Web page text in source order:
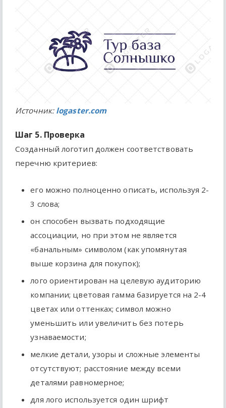
Источник: logaster.com
Шаг 5. Проверка
Созданный логотип должен соответствовать
перечню критериев:
его можно полноценно описать, используя 2-
3 слова;
он способен вызвать подходящие
ассоциации, но при этом не является
«банальным» символом (как упомянутая
выше корзина для покупок);
лого ориентирован на целевую аудиторию
компании; цветовая гамма базируется на 2-4
цветах или оттенках; символ можно
уменьшить или увеличить без потерь
узнаваемости;
мелкие детали, узоры и сложные элементы
отсутствуют; расстояние между всеми
деталями равномерное;
для лого используется один шрифт